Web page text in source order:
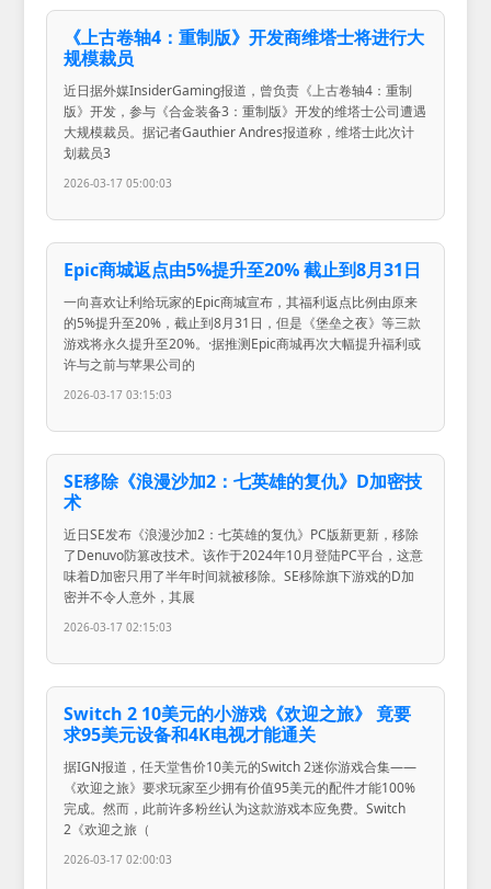
《上古卷轴4：重制版》开发商维塔士将进行大
规模裁员
近日据外媒InsiderGaming报道，曾负责《上古卷轴4：重制
版》开发，参与《合金装备3：重制版》开发的维塔士公司遭遇
大规模裁员。据记者Gauthier Andres报道称，维塔士此次计
划裁员3
2026-03-17 05:00:03
Epic商城返点由5%提升至20% 截止到8月31日
一向喜欢让利给玩家的Epic商城宣布，其福利返点比例由原来
的5%提升至20%，截止到8月31日，但是《堡垒之夜》等三款
游戏将永久提升至20%。·据推测Epic商城再次大幅提升福利或
许与之前与苹果公司的
2026-03-17 03:15:03
SE移除《浪漫沙加2：七英雄的复仇》D加密技
术
近日SE发布《浪漫沙加2：七英雄的复仇》PC版新更新，移除
了Denuvo防篡改技术。该作于2024年10月登陆PC平台，这意
味着D加密只用了半年时间就被移除。SE移除旗下游戏的D加
密并不令人意外，其展
2026-03-17 02:15:03
Switch 2 10美元的小游戏《欢迎之旅》 竟要
求95美元设备和4K电视才能通关
据IGN报道，任天堂售价10美元的Switch 2迷你游戏合集——
《欢迎之旅》要求玩家至少拥有价值95美元的配件才能100%
完成。然而，此前许多粉丝认为这款游戏本应免费。Switch
2《欢迎之旅（
2026-03-17 02:00:03